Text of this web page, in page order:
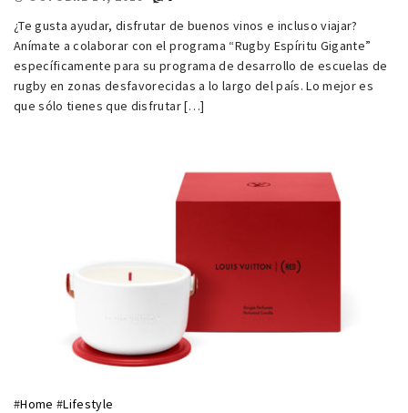
¿Te gusta ayudar, disfrutar de buenos vinos e incluso viajar?
Anímate a colaborar con el programa “Rugby Espíritu Gigante”
específicamente para su programa de desarrollo de escuelas de
rugby en zonas desfavorecidas a lo largo del país. Lo mejor es
que sólo tienes que disfrutar […]
#Home #Lifestyle